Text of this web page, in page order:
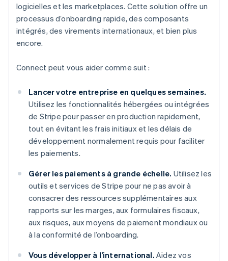
logicielles et les marketplaces. Cette solution offre un
processus d’onboarding rapide, des composants
intégrés, des virements internationaux, et bien plus
encore.
Connect peut vous aider comme suit :
Lancer votre entreprise en quelques semaines.
Utilisez les fonctionnalités hébergées ou intégrées
de Stripe pour passer en production rapidement,
tout en évitant les frais initiaux et les délais de
développement normalement requis pour faciliter
les paiements.
Gérer les paiements à grande échelle. Utilisez les
outils et services de Stripe pour ne pas avoir à
consacrer des ressources supplémentaires aux
rapports sur les marges, aux formulaires fiscaux,
aux risques, aux moyens de paiement mondiaux ou
à la conformité de l’onboarding.
Vous développer à l’international. Aidez vos